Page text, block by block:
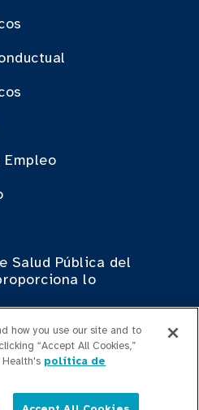
Salud Pública del
lo
Atlas
de Cook County
how you use our site and to
“Accept All Cookies,”
política de